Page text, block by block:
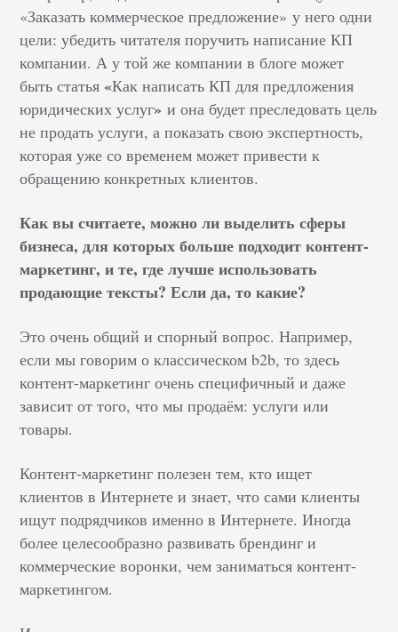
«Заказать коммерческое предложение» у него одни
цели: убедить читателя поручить написание КП
компании. А у той же компании в блоге может
быть статья «Как написать КП для предложения
юридических услуг» и она будет преследовать цель
не продать услуги, а показать свою экспертность,
которая уже со временем может привести к
обращению конкретных клиентов.
Как вы считаете, можно ли выделить сферы
бизнеса, для которых больше подходит контент-
маркетинг, и те, где лучше использовать
продающие тексты? Если да, то какие?
Это очень общий и спорный вопрос. Например,
если мы говорим о классическом b2b, то здесь
контент-маркетинг очень специфичный и даже
зависит от того, что мы продаём: услуги или
товары.
Контент-маркетинг полезен тем, кто ищет
клиентов в Интернете и знает, что сами клиенты
ищут подрядчиков именно в Интернете. Иногда
более целесообразно развивать брендинг и
коммерческие воронки, чем заниматься контент-
маркетингом.